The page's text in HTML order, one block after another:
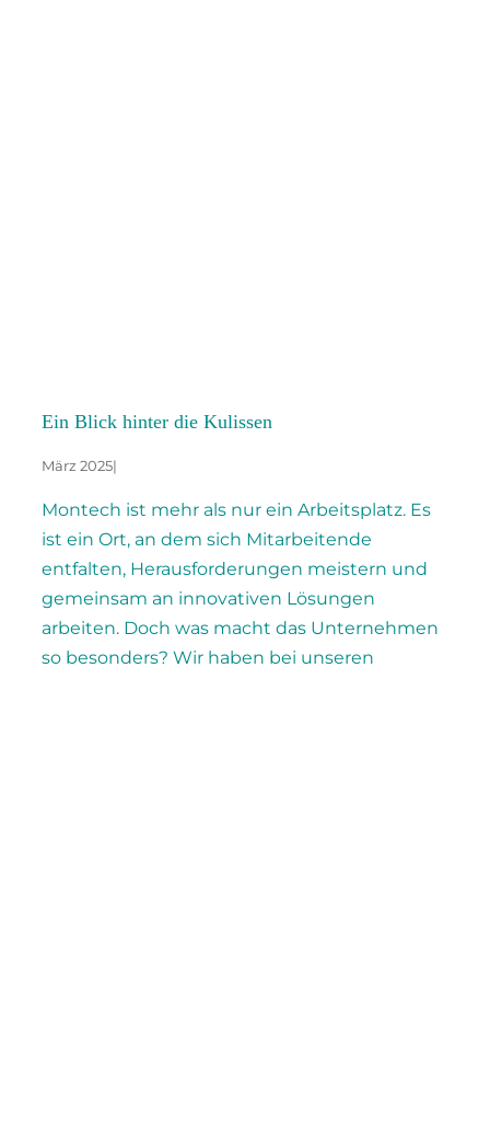
Ein Blick hinter die Kulissen
März 2025|
Montech ist mehr als nur ein Arbeitsplatz. Es
ist ein Ort, an dem sich Mitarbeitende
entfalten, Herausforderungen meistern und
gemeinsam an innovativen Lösungen
arbeiten. Doch was macht das Unternehmen
so besonders? Wir haben bei unseren